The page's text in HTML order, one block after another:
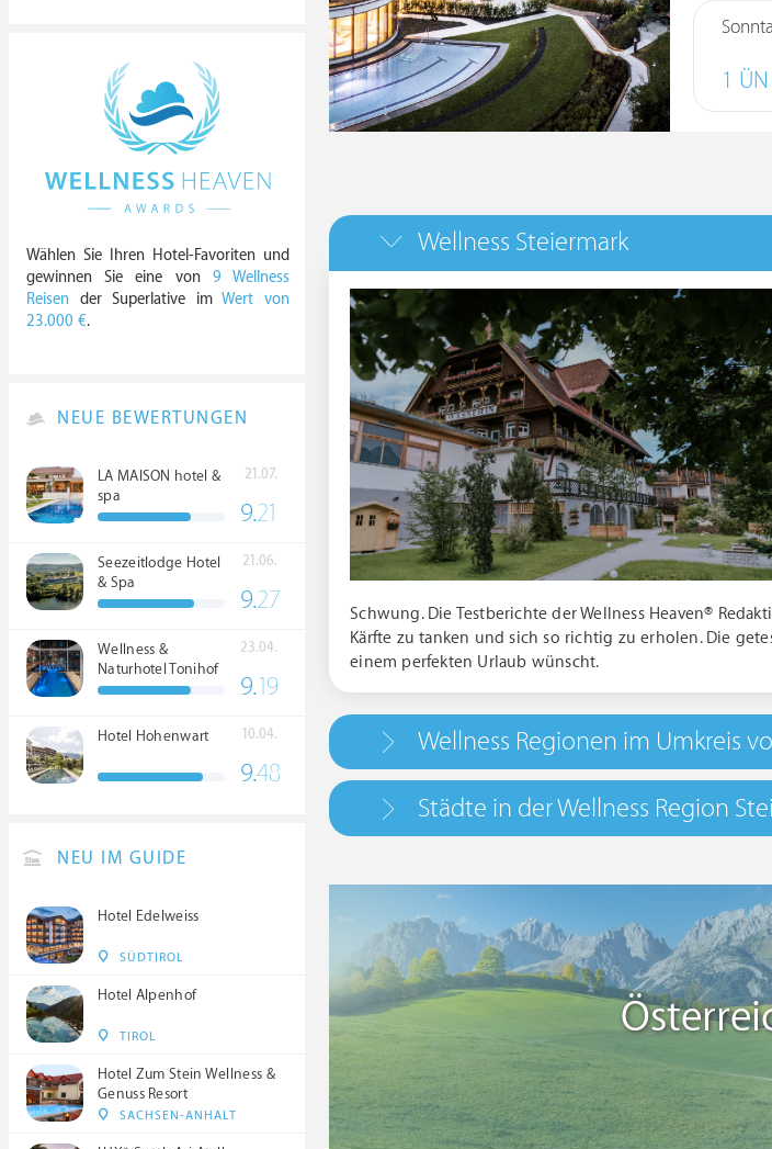
1
Wellness Steiermark
Schwung. Die Testberichte der Wellness Heaven®
Kärfte zu tanken und sich so richtig zu erholen. Die
einem perfekten Urlaub wünscht.
Wellness Regionen im Umkreis
Städte in der Wellness Region
Wählen Sie Ihren Hotel-Favoriten und
gewinnen Sie eine von 9 Wellness
Reisen der Superlative imWert von
23.000 €.
NEUE BEWERTUNGEN
LA MAISON hotel &
spa
21.07.
9.21
Seezeitlodge Hotel
& Spa
21.06.
9.27
Wellness &
Naturhotel Tonihof
****S
23.04.
9.19
Hotel Hohenwart 10.04.
9.48
NEU IM GUIDE
Hotel Edelweiss
SÜDTIROL
Hotel Alpenhof
TIROL
Hotel Zum Stein Wellness &
Genuss Resort
SACHSEN-ANHALT